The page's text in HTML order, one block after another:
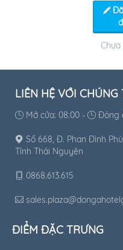
Chưa
LIÊN HỆ VỚI CHÚNG
Mở cửa: 08:00 - Đóng
Số 668, Đ. Phan Đình
Tỉnh Thái Nguyên
0868.613.615
ĐIỂM ĐẶC TRƯNG